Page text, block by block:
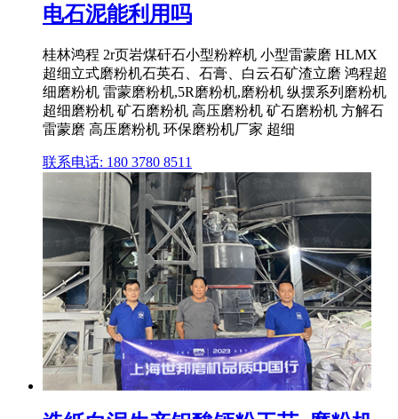
电石泥能利用吗
桂林鸿程 2r页岩煤矸石小型粉粹机 小型雷蒙磨 HLMX
超细立式磨粉机石英石、石膏、白云石矿渣立磨 鸿程超
细磨粉机 雷蒙磨粉机,5R磨粉机,磨粉机 纵摆系列磨粉机
超细磨粉机 矿石磨粉机 高压磨粉机 矿石磨粉机 方解石
雷蒙磨 高压磨粉机 环保磨粉机厂家 超细
联系电话: 180 3780 8511